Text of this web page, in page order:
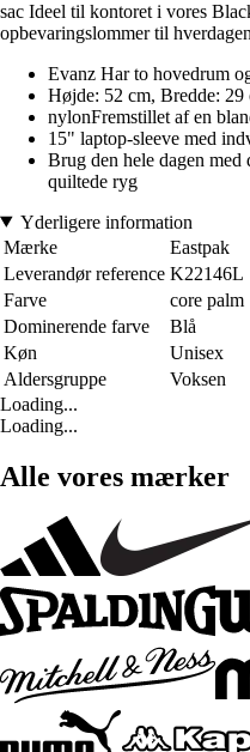
sac Ideel til kontoret i vores
opbevaringslommer til
Evanz Har to hovedrum
Højde: 52 cm, Bredde:
nylonFremstillet af en
15" laptop-sleeve med
Brug den hele dagen med
quiltede ryg
Yderligere information
Mærke
Eastpak
Leverandør reference K22146L
Farve
core palm
Dominerende farve
Blå
Køn
Unisex
Aldersgruppe
Voksen
Loading...
Loading...
Alle vores mærker